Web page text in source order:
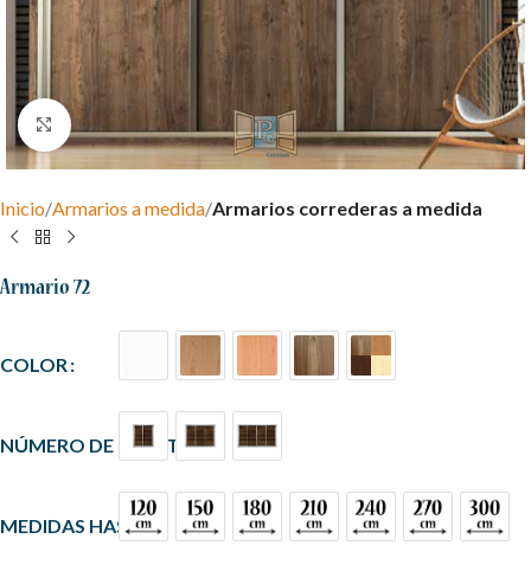
Clic para ampliar
Inicio Armarios a medida Armarios correderas a medida
Armario 72
COLOR
NÚMERO DE PUERTAS
MEDIDAS HASTA